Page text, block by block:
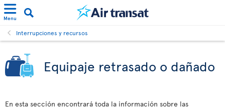
Menu
Interrupciones y recursos
Equipaje retrasado o dañado
En esta sección encontrará toda la información sobre las